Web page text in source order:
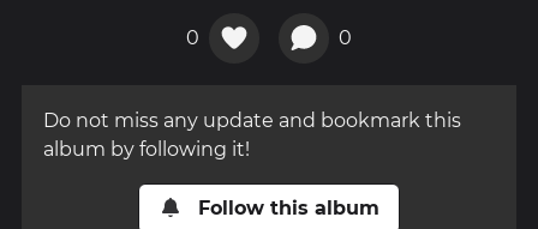
0 0
Do not miss any update and bookmark this
album by following it!
Follow this album